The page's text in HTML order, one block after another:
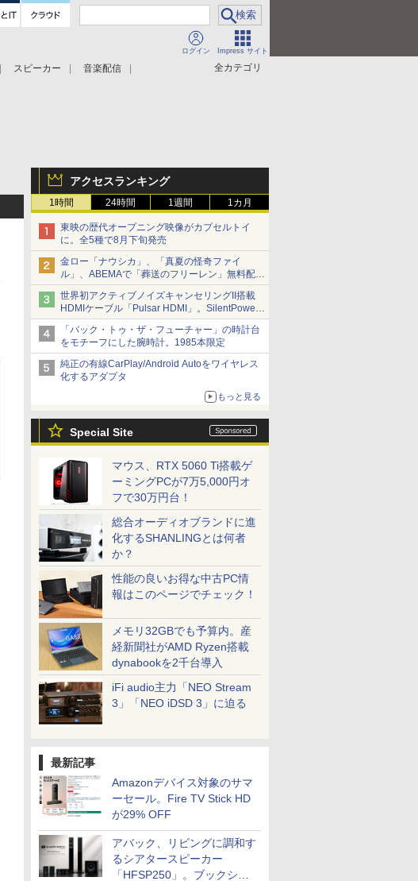
ログイン Impress サイト
全カテゴリ
スピーカー
音楽配信
アクセスランキング
1時間 24時間 1週間 1カ月
東映の歴代オープニング映像がカプセルトイ
に。全5種で8月下旬発売
金ロー「ナウシカ」、「真夏の怪奇ファイ
ル」、ABEMAで「葬送のフリーレン」無料配信
など。夏の特番・配信情報
世界初アクティブノイズキャンセリングII搭載
HDMIケーブル「Pulsar HDMI」。SilentPower
から
「バック・トゥ・ザ・フューチャー」の時計台
をモチーフにした腕時計。1985本限定
純正の有線CarPlay/Android Autoをワイヤレス
化するアダプタ
もっと見る
Special Site
マウス、RTX 5060 Ti搭載ゲ
ーミングPCが7万5,000円オ
フで30万円台！
総合オーディオブランドに進
化するSHANLINGとは何者
か？
性能の良いお得な中古PC情
報はこのページでチェック！
メモリ32GBでも予算内。産
経新聞社がAMD Ryzen搭載
dynabookを2千台導入
iFi audio主力「NEO Stream
3」「NEO iDSD 3」に迫る
最新記事
Amazonデバイス対象のサマ
ーセール。Fire TV Stick HD
が29% OFF
アバック、リビングに調和す
るシアタースピーカー
「HFSP250」。ブックシェ